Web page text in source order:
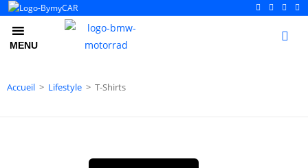
MENU
Accueil > Lifestyle > T-Shirts